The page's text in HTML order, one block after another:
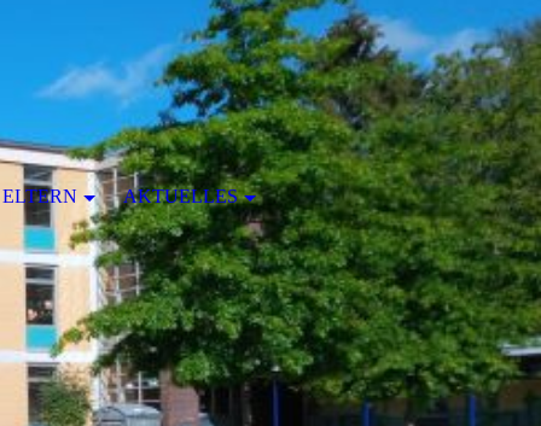
ELTERN AKTUELLES